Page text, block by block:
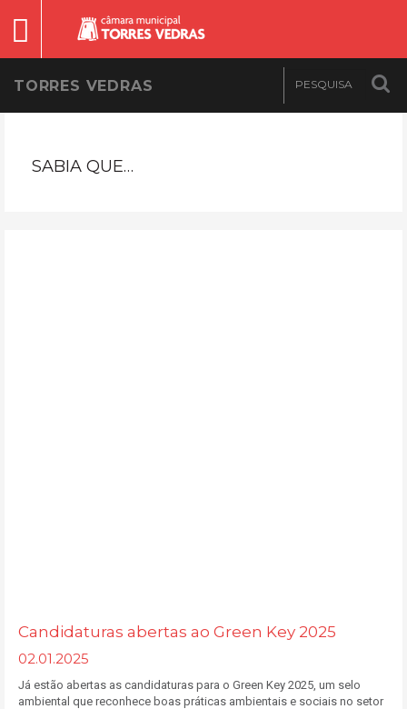
TORRES VEDRAS
SABIA QUE…
Candidaturas abertas ao Green Key 2025
02.01.2025
Já estão abertas as candidaturas para o Green Key 2025, um selo
ambiental que reconhece boas práticas ambientais e sociais no setor